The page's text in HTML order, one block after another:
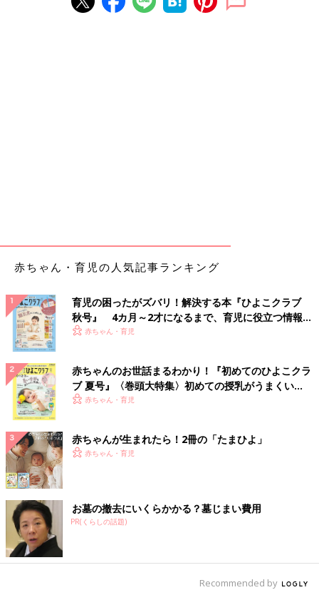
赤ちゃん・育児の人気記事ランキング
育児の困ったがズバリ！解決する本『ひよこクラブ
秋号』 4カ月～2才になるまで、育児に役立つ情報が
いっぱい！
赤ちゃん・育児
赤ちゃんのお世話まるわかり！『初めてのひよこクラ
ブ 夏号』〈巻頭大特集〉初めての授乳がうまくい
く！ おっぱい・ミルクの基本と夏のトラブル 解決テ
赤ちゃん・育児
赤ちゃんが生まれたら！2冊の「たまひよ」
赤ちゃん・育児
お墓の撤去にいくらかかる？墓じまい費用
PR(くらしの話題)
Recommended by